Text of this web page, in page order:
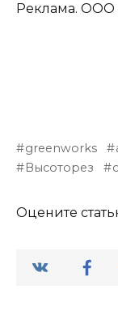
Реклама. ООО
greenworks
Высоторез
Оцените